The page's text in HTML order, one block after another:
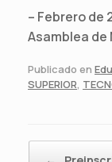
– Febrero de
Asamblea de
Publicado en
SUPERIOR,